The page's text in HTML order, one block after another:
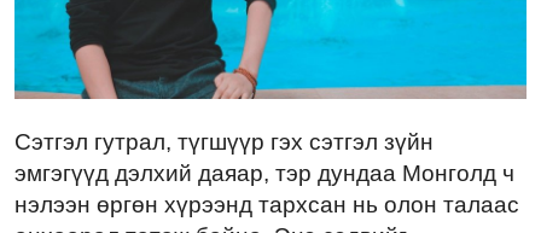
Сэтгэл гутрал, түгшүүр гэх сэтгэл зүйн
эмгэгүүд дэлхий даяар, тэр дундаа Монголд ч
нэлээн өргөн хүрээнд тархсан нь олон талаас